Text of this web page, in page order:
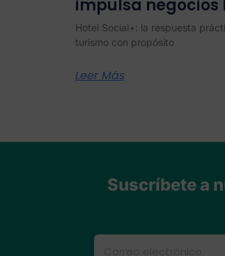
impulsa negocios
Hotel Social+: la respuesta
turismo con propósito
Leer Más
Suscríbete a